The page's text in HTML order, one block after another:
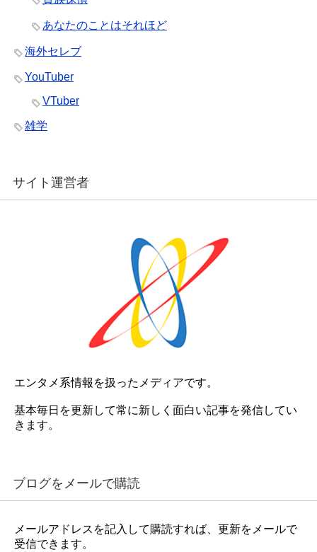
あなたのことはそれほど
海外セレブ
YouTuber
VTuber
雑学
サイト運営者
エンタメ系情報を扱ったメディアです。
基本毎日を更新して常に新しく面白い記事を発信してい
きます。
ブログをメールで購読
メールアドレスを記入して購読すれば、更新をメールで
受信できます。